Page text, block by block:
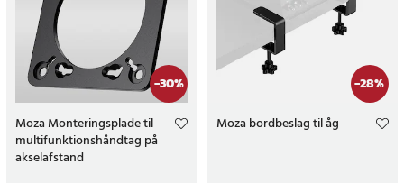
-30%
Moza Monteringsplade til
multifunktionshåndtag på
akselafstand
-28%
Moza bordbeslag til åg